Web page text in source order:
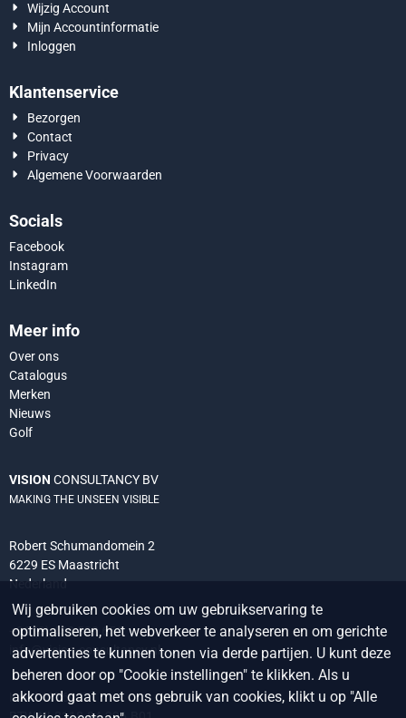
Wijzig Account
Mijn Accountinformatie
Inloggen
Klantenservice
Bezorgen
Contact
Privacy
Algemene Voorwaarden
Socials
Facebook
Instagram
LinkedIn
Meer info
Over ons
Catalogus
Merken
Nieuws
Golf
VISION CONSULTANCY BV
MAKING THE UNSEEN VISIBLE
Robert Schumandomein 2
6229 ES Maastricht
Nederland
+31 (0) 438 522 651
info@vision-consultancy.nl
Kvk 14076927
Wij gebruiken cookies om uw gebruikservaring te
optimaliseren, het webverkeer te analyseren en om gerichte
advertenties te kunnen tonen via derde partijen. U kunt deze
beheren door op "Cookie instellingen" te klikken. Als u
akkoord gaat met ons gebruik van cookies, klikt u op "Alle